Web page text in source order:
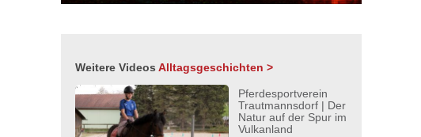
Weitere Videos Alltagsgeschichten >
Pferdesportverein
Trautmannsdorf | Der
Natur auf der Spur im
Vulkanland